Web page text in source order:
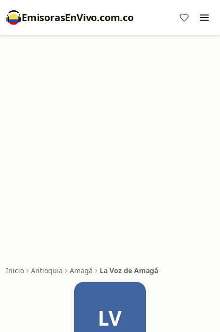
EmisorasEnVivo.com.co
Inicio Antioquia Amagá La Voz de Amagá
LV